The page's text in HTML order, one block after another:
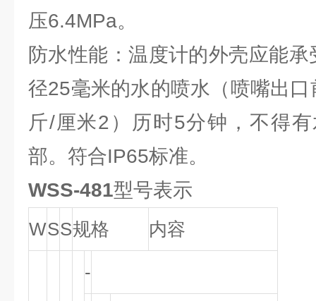
压6.4MPa。
防水性能：温度计的外壳应能
径25毫米的水的喷水（喷嘴出
斤/厘米2）历时5分钟，不得
部。符合IP65标准。
WSS-481型号表示
WSS规格 内容
-